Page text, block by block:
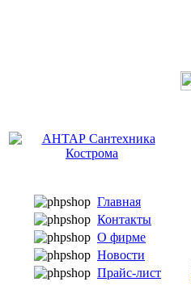
Главная
Контакты
О фирме
Новости
Прайс-лист